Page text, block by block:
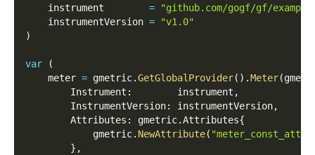
    instrument
=
"github.com/gogf/gf/
    instrumentVersion
=
"v1.0"
)
var
(
    meter
= gmetric.GetGlobalProvider( ) .Meter(
        Instrument
:
        instrument
,
        InstrumentVersion
: instrumentVersion,
        Attributes
: gmetric.Attributes{
            gmetric
. NewAttribute(
} ,